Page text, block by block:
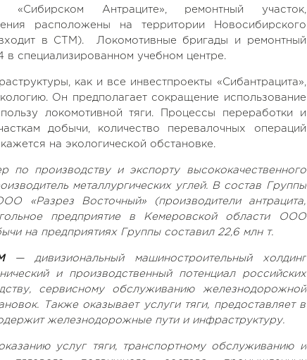
Антраците», ремонтный участок,
расположены на территории Новосибирского
в СТМ).
Локомотивные бригады и ремонтный
специализированном учебном центре.
как и все инвестпроекты «Сибантрацита»,
Он предполагает сокращение использование
локомотивной тяги.
Процессы переработки и
добычи, количество перевалочных операций
на экологической обстановке.
по
производству и экспорту высококачественного
металлургических углей. В состав Группы
«Разрез Восточный» (производители антрацита,
предприятие в Кемеровской области ООО
на предприятиях Группы составил 22,6 млн т.
— дивизиональный машиностроительный холдинг
и производственный потенциал российских
сервисному обслуживанию железнодорожной
Также оказывает услуги тяги, предоставляет в
железнодорожные пути и инфраструктуру.
услуг тяги, транспортному обслуживанию и